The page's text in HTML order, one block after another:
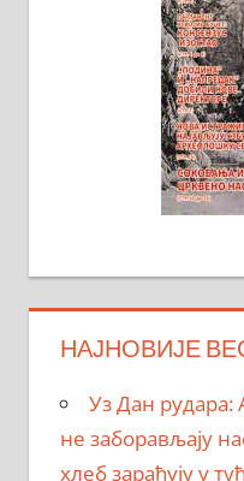
НАЈНОВИЈЕ
Уз Дан рудара:
не заборављају
хлеб зарађују у